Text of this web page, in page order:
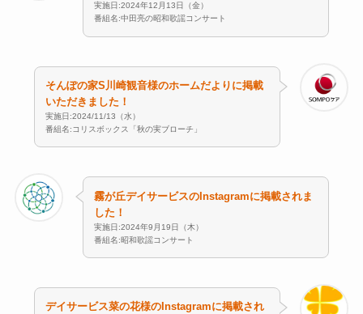
実施日:2024年12月13日（金）
番組名:中田亮の昭和歌謡コンサート
そんぽの家S川崎観音様のホームだよりに掲載
いただきました！
実施日:2024/11/13（水）
番組名:コリスボックス「秋の実ブローチ」
霧が丘デイサービスのInstagramに掲載されま
した！
実施日:2024年9月19日（木）
番組名:昭和歌謡コンサート
デイサービス菜の花様のInstagramに掲載され